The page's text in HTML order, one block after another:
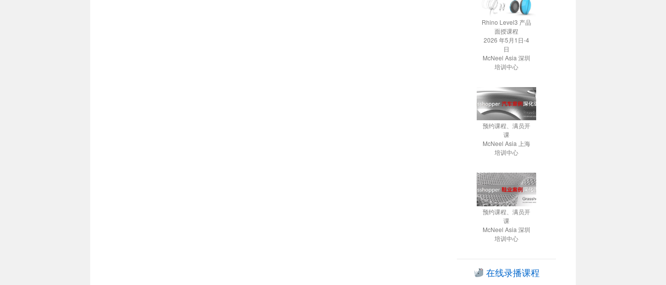
Rhino Level3 产品
面授课程
2026 年5月1日-4
日
McNeel Asia 深圳
培训中心
预约课程、满员开
课
McNeel Asia 上海
培训中心
预约课程、满员开
课
McNeel Asia 深圳
培训中心
在线录播课程